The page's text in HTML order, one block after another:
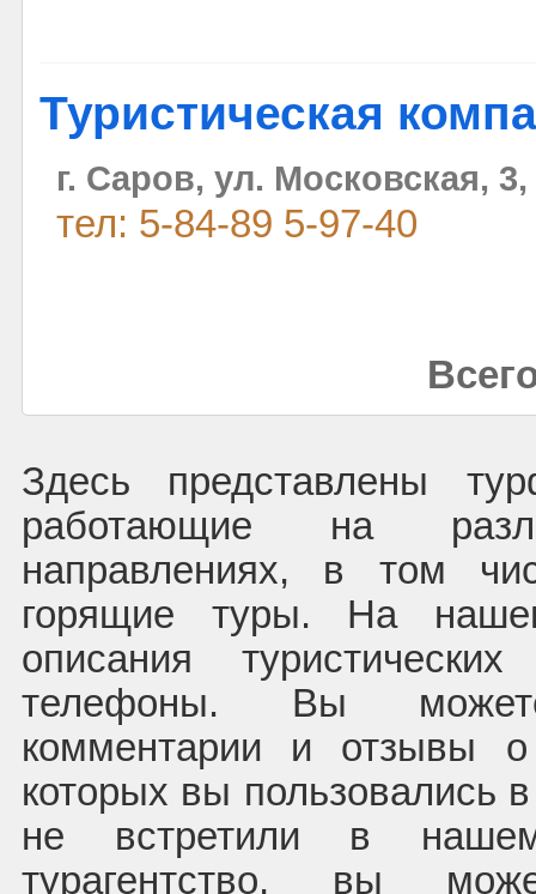
Туристическая
г. Саров, ул. Московская, 3,
тел: 5-84-89 5-97-40
Здесь представлены
работающие на
направлениях, в том
горящие туры. На
описания
телефоны. Вы
комментарии и отзывы
которых вы пользовались
не встретили в
турагентство, вы